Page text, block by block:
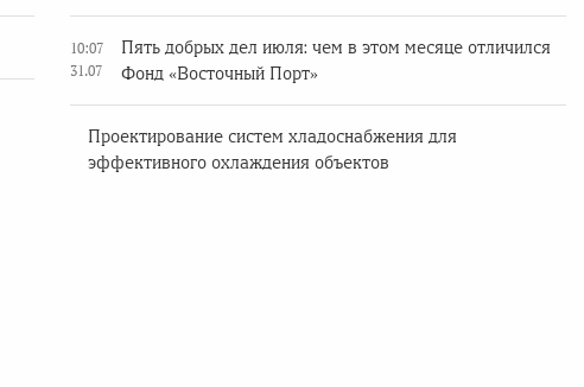
10:07
31.07
Пять добрых дел июля: чем в этом месяце отличился
Фонд «Восточный Порт»
Проектирование систем хладоснабжения для
эффективного охлаждения объектов